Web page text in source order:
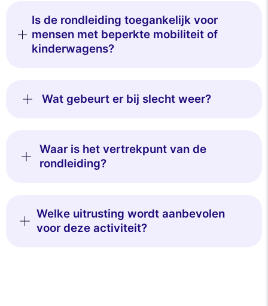
Is de rondleiding toegankelijk voor
mensen met beperkte mobiliteit of
kinderwagens?
Wat gebeurt er bij slecht weer?
Waar is het vertrekpunt van de
rondleiding?
Welke uitrusting wordt aanbevolen
voor deze activiteit?